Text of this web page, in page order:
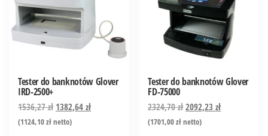
Tester do banknotów Glover
IRD-2500+
1536,27zł 1382,64zł
(1124,10złnetto)
Tester do banknotów Glover
FD-75000
2324,70zł2092,23zł
(1701,00złnetto)